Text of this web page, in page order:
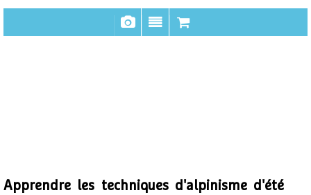
Apprendre les techniques d'alpinisme d'été